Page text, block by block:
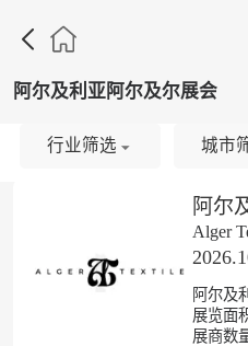

阿尔及利亚阿尔及尔展会
Alger
阿尔及
展览面
展商数
行业筛选 城市